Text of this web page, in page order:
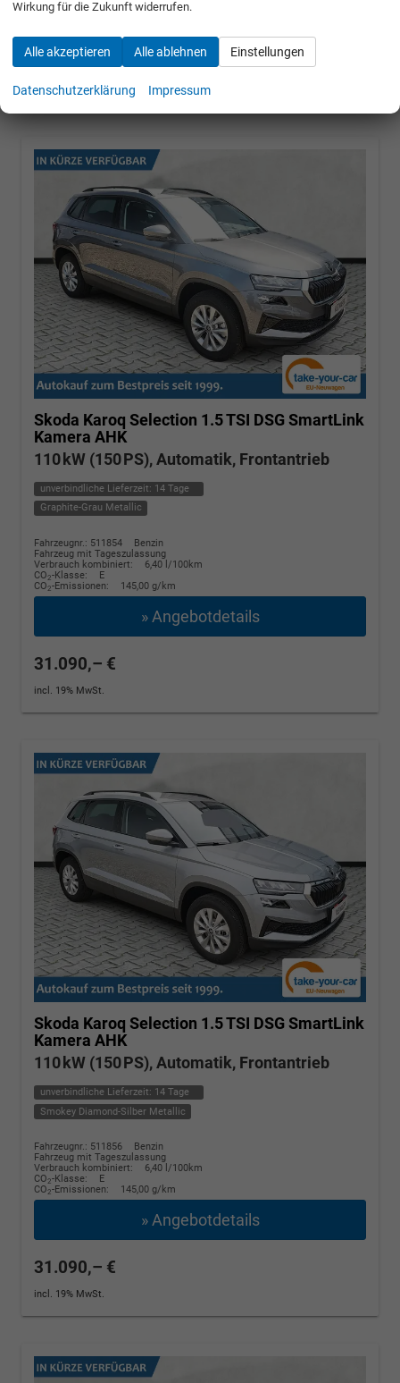
30.684,– €
incl. 19% MwSt.
UVP:40.740,– €
Skoda Karoq Selection 1.5 TSI DSG SmartLink
Kamera AHK
110 kW (150 PS), Automatik, Frontantrieb
unverbindliche Lieferzeit: 14 Tage
Graphite-Grau Metallic
Fahrzeugnr.: 511854
Benzin
Fahrzeug mit Tageszulassung
Verbrauch kombiniert:
6,40 l/100km
CO2-Klasse:
E
CO2-Emissionen: 145,00 g/km
» Angebotdetails
31.090,– €
incl. 19% MwSt.
Skoda Karoq Selection 1.5 TSI DSG SmartLink
Kamera AHK
110 kW (150 PS), Automatik, Frontantrieb
unverbindliche Lieferzeit: 14 Tage
Smokey Diamond-Silber Metallic
Fahrzeugnr.: 511856
Benzin
Fahrzeug mit Tageszulassung
Verbrauch kombiniert:
6,40 l/100km
CO2-Klasse:
E
CO2-Emissionen: 145,00 g/km
» Angebotdetails
31.090,– €
incl. 19% MwSt.
Wirkung für die Zukunft widerrufen.
Alle akzeptieren Alle ablehnen Einstellungen
Datenschutzerklärung Impressum